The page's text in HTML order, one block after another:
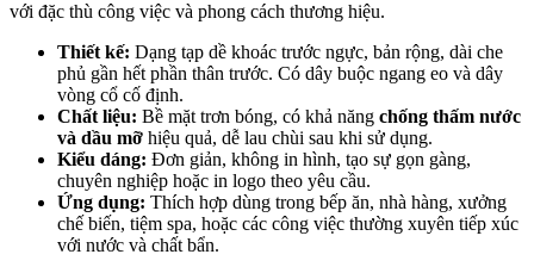
với đặc thù công việc và phong cách thương hiệu.
Thiết kế: Dạng tạp dề khoác trước ngực, bản rộng, dài che
phủ gần hết phần thân trước. Có dây buộc ngang eo và dây
vòng cổ cố định.
Chất liệu: Bề mặt trơn bóng, có khả năng chống thấm nước
và dầu mỡ hiệu quả, dễ lau chùi sau khi sử dụng.
Kiểu dáng: Đơn giản, không in hình, tạo sự gọn gàng,
chuyên nghiệp hoặc in logo theo yêu cầu.
Ứng dụng: Thích hợp dùng trong bếp ăn, nhà hàng, xưởng
chế biến, tiệm spa, hoặc các công việc thường xuyên tiếp xúc
với nước và chất bẩn.